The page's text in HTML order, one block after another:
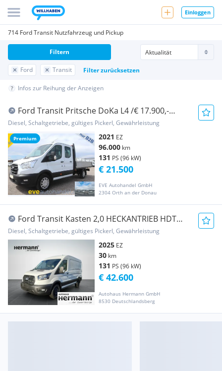
Einloggen
714 Ford Transit Nutzfahrzeug und Pickup
Ford Transit Filter zurücksetzen
Filtern
Infos zur Reihung der Anzeigen
Premium
Ford Transit Pritsche DoKa L4 /€ 17.900,-
netto/KLIMA... Pritsche
Diesel, Schaltgetriebe, gültiges Pickerl, Gewährleistung
2021 EZ
96.000 km
131 PS (96 kW)
EVE Autohandel GmbH
2304 Orth an der Donau
€ 21.500
Ford Transit Kasten 2,0 HECKANTRIEB HDT
L2H2 350 Net... Transporter / Kastenwagen
Diesel, Schaltgetriebe, gültiges Pickerl, Gewährleistung
2025 EZ
30 km
131 PS (96 kW)
Autohaus Hermann GmbH
8530 Deutschlandsberg
€ 42.600